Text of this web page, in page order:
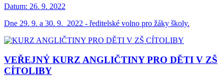
Datum: 26. 9. 2022
Dne 29. 9. a 30. 9. 2022 - ředitelské volno pro žáky školy.
VEŘEJNÝ KURZ ANGLIČTINY PRO DĚTI V ZŠ
CÍTOLIBY